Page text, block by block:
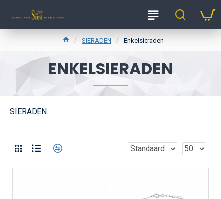
SIERADEN Enkelsieraden
ENKELSIERADEN
SIERADEN